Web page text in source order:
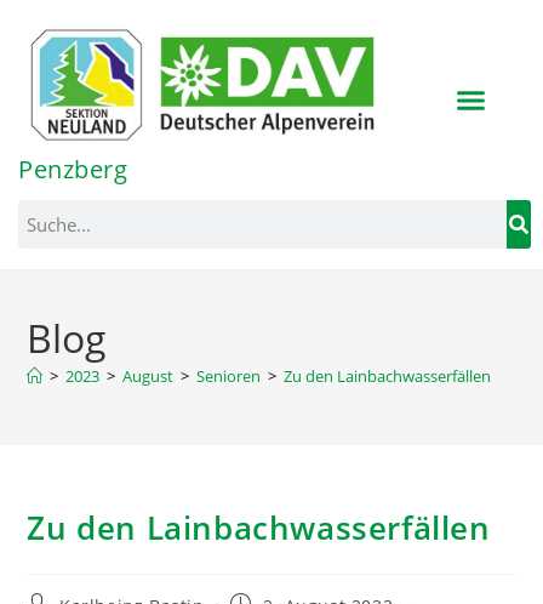
springen
Penzberg
Blog
> 2023 > August > Senioren > Zu den Lainbachwasserfällen
Zu den Lainbachwasserfällen